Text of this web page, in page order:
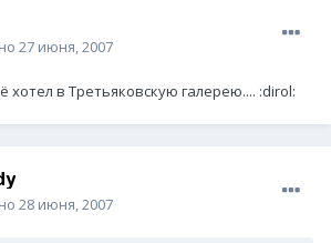
27 июня, 2007
хотел в Третьяковскую галерею.... :dirol:
28 июня, 2007